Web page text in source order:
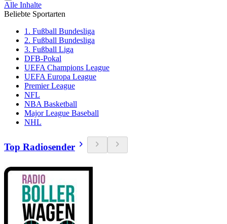
Alle Inhalte
Beliebte Sportarten
1. Fußball Bundesliga
2. Fußball Bundesliga
3. Fußball Liga
DFB-Pokal
UEFA Champions League
UEFA Europa League
Premier League
NFL
NBA Basketball
Major League Baseball
NHL
Top Radiosender